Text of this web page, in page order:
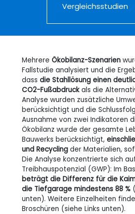
Vergleichsstudien
Mehrere Ökobilanz-Szenarien
Fallstudie analysiert und die
dass die Stahllösung einen
CO2-Fußabdruckals die
Analyse wurden zusätzliche
berücksichtigt und die
Ausnahme von zwei Indikatoren
Ökobilanz wurde der gesamte
Bauwerks berücksichtigt,
und Recycling der Materialien,
Die Analyse konzentrierte sich
Treibhauspotenzial (GWP): Im
beträgt die Differenz für die
die Tiefgarage mindestens 88 %
unten). Weitere Einzelheiten
Broschüren (siehe Links unten).